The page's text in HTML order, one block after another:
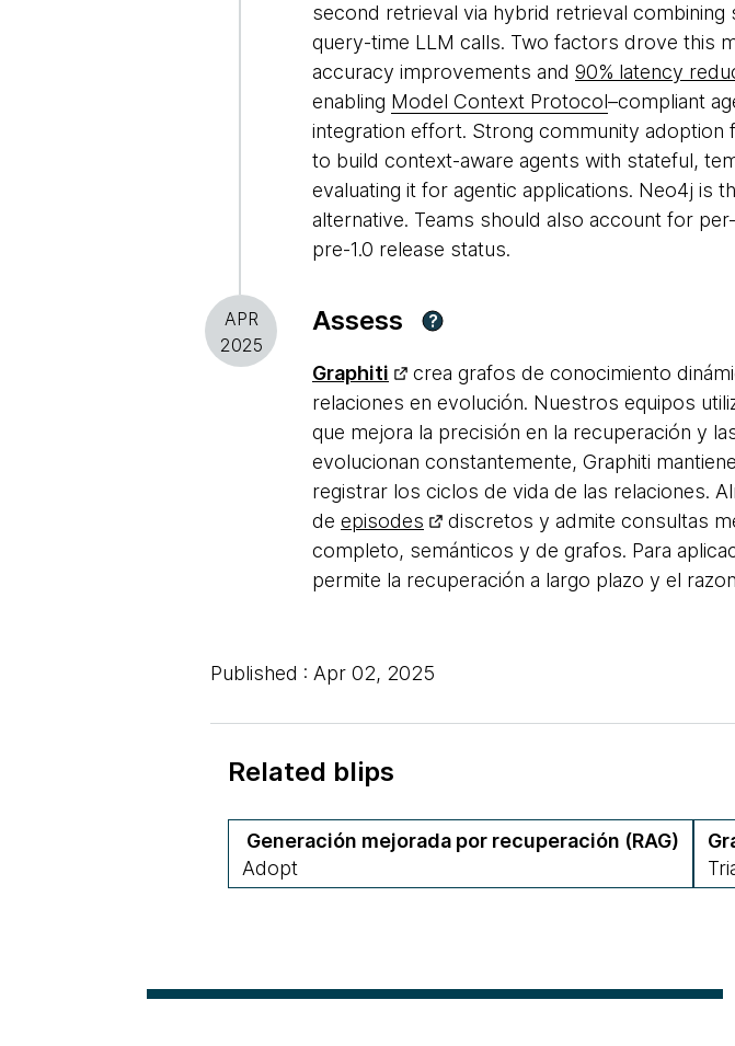
second retrieval via hybrid retrieval
query-time LLM calls. Two factors drove this
accuracy improvements and 90% latency
enabling Model Context Protocol–compliant
integration effort. Strong community adoption
to build context-aware agents with stateful,
evaluating it for agentic applications. Neo4j is
alternative. Teams should also account for
pre-1.0 release status.
APR
2025
Assess ?
Graphiti
crea grafos de conocimiento
relaciones en evolución. Nuestros equipos
que mejora la precisión en la recuperación y
evolucionan constantemente, Graphiti
registrar los ciclos de vida de las relaciones.
de episodes
discretos y admite consultas
completo, semánticos y de grafos. Para
permite la recuperación a largo plazo y el
Published : Apr 02, 2025
Related blips
Generación mejorada por recuperación (RAG)
Adopt